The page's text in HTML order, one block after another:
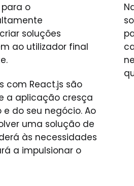
o
soluções
ao utilizador final
com React.js são
a aplicação cresça
do seu negócio. Ao
uma solução de
às necessidades
a impulsionar o